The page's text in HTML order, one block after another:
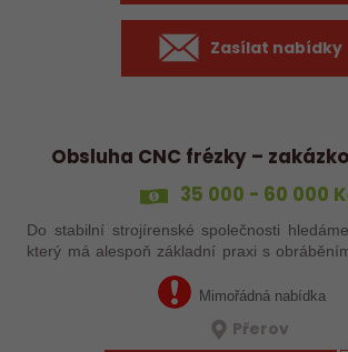
Zasílat nabídky
Obsluha CNC frézky –
35 000 - 60 000
Do stabilní strojírenské společnosti
který má alespoň základní praxi s
technické dokumentaci. Nemusíte mít
zkušeností – důležité je, že…Mimořádná nabídka
Přerov